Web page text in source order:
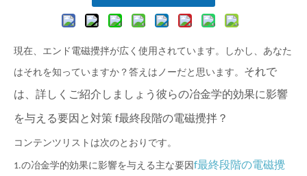
現在、エンド電磁攪拌が広く使用されています。しかし、あなた
はそれを知っていますか？答えはノーだと思います。 それで
は、詳しくご紹介しましょう 彼らの冶金学的効果に影響
を与える要因と対策 f最終段階の電磁攪拌？
コンテンツリストは次のとおりです。
1.の冶金学的効果に影響を与える主な要因f最終段階の電磁攪